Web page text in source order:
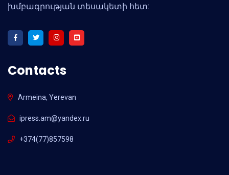
խմբագրության տեսակետի հետ:
Contacts
Armeina, Yerevan
ipress.am@yandex.ru
+374(77)857598